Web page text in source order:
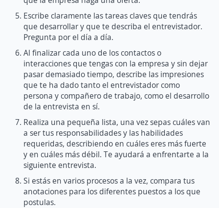
Escribe claramente las tareas claves que tendrás
que desarrollar y que te describa el entrevistador.
Pregunta por el día a día.
Al finalizar cada uno de los contactos o
interacciones que tengas con la empresa y sin dejar
pasar demasiado tiempo, describe las impresiones
que te ha dado tanto el entrevistador como
persona y compañero de trabajo, como el desarrollo
de la entrevista en sí.
Realiza una pequeña lista, una vez sepas cuáles van
a ser tus responsabilidades y las habilidades
requeridas, describiendo en cuáles eres más fuerte
y en cuáles más débil. Te ayudará a enfrentarte a la
siguiente entrevista.
Si estás en varios procesos a la vez, compara tus
anotaciones para los diferentes puestos a los que
postulas.